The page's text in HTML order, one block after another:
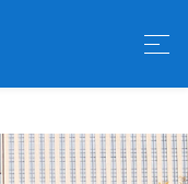
官方网站|主页欢